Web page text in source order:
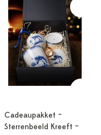
Cadeaupakket –
Sterrenbeeld Kreeft –